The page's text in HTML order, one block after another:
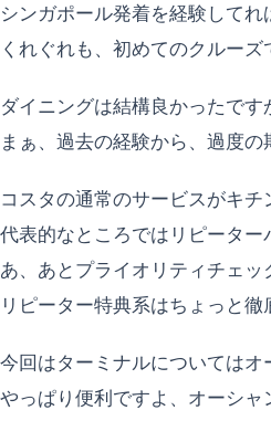
シンガポール発着を経験して
くれぐれも、初めてのクルー
ダイニングは結構良かったです
まぁ、過去の経験から、過度
コスタの通常のサービスがキチ
代表的なところではリピーター
あ、あとプライオリティチェッ
リピーター特典系はちょっと徹
今回はターミナルについてはオ
やっぱり便利ですよ、オーシャ